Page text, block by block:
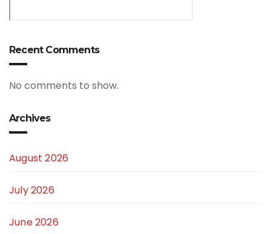
Recent Comments
No comments to show.
Archives
August 2026
July 2026
June 2026